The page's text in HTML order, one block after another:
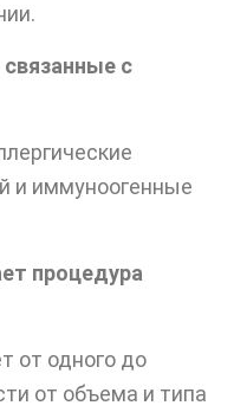
с
и иммуноогенные
процедура
от одного до
от объема и типа